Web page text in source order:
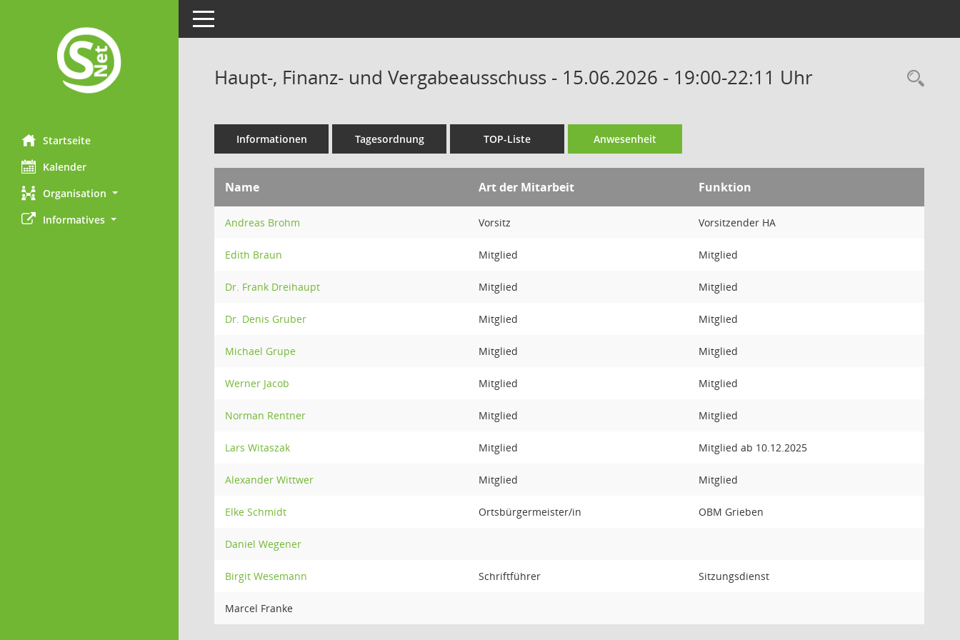
Startseite
Kalender
Organisation
Informatives
Toggle navigation
Haupt-, Finanz- und Vergabeausschuss - 15.06.2026 - 19:00-22:11 Uhr
Informationen Tagesordnung TOP-Liste Anwesenheit
Name Art der Mitarbeit Funktion
Andreas Brohm Vorsitz Vorsitzender HA
Edith Braun Mitglied Mitglied
Dr. Frank Dreihaupt Mitglied Mitglied
Dr. Denis Gruber Mitglied Mitglied
Michael Grupe Mitglied Mitglied
Werner Jacob Mitglied Mitglied
Norman Rentner Mitglied Mitglied
Lars Witaszak Mitglied Mitglied ab 10.12.2025
Alexander Wittwer Mitglied Mitglied
Elke Schmidt Ortsbürgermeister/in OBM Grieben
Daniel Wegener
Birgit Wesemann Schriftführer Sitzungsdienst
Marcel Franke